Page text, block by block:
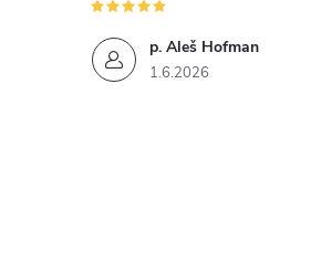
p. Aleš Hofman
1.6.2026